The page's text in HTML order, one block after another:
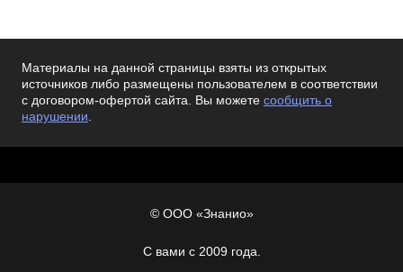
Материалы на данной страницы взяты из открытых
источников либо размещены пользователем в соответствии
с договором-офертой сайта. Вы можете сообщить о
нарушении.
© ООО «Знанио»
С вами с 2009 года.